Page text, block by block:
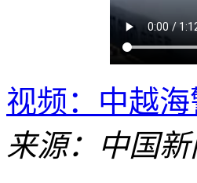
视频：中越
来源：中国